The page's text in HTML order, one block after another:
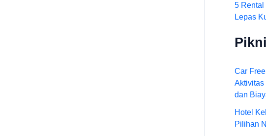
5 Rental
Lepas
Car
Aktivitas
dan
Hotel
Pilihan